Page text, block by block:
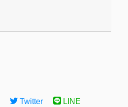
Twitter LINE